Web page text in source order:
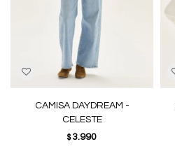
CAMISA DAYDREAM -
CELESTE
$3.990